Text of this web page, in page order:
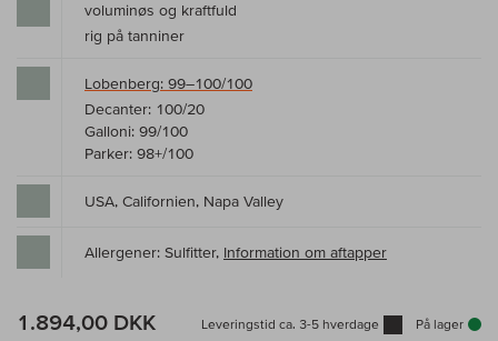
voluminøs og kraftfuld
rig på tanniner
Lobenberg: 99–100/100
Decanter: 100/20
Galloni: 99/100
Parker: 98+/100
USA, Californien, Napa Valley
Allergener: Sulfitter, Information om aftapper
1.894,00 DKK Leveringstid ca. 3-5 hverdage På lager